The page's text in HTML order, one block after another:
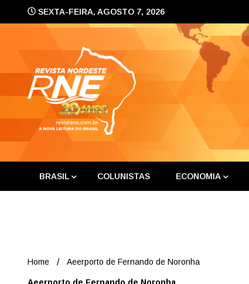
SEXTA-FEIRA, AGOSTO 7, 2026
A nova leitura do Brasil
BRASIL COLUNISTAS ECONOMIA
Home Aeerporto de Fernando de Noronha